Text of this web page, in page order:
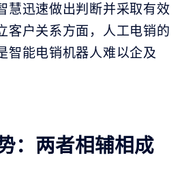
慧迅速做出判断并采取有效
客户关系方面，人工电销的
智能电销机器人难以企及
：两者相辅相成